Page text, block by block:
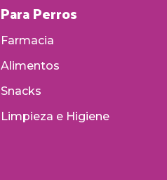
Para Perros
Farmacia
Alimentos
Snacks
Limpieza e Higiene